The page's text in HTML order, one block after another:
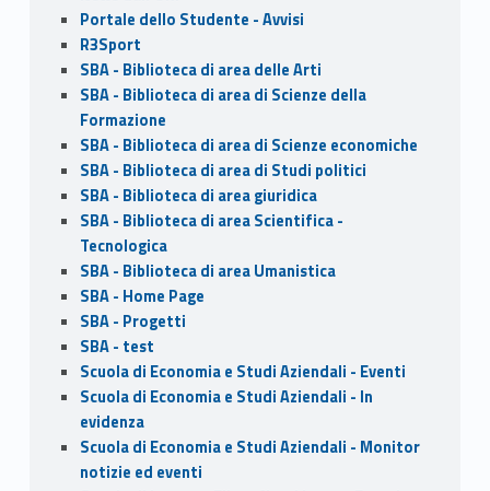
Portale dello Studente - Avvisi
R3Sport
SBA - Biblioteca di area delle Arti
SBA - Biblioteca di area di Scienze della
Formazione
SBA - Biblioteca di area di Scienze economiche
SBA - Biblioteca di area di Studi politici
SBA - Biblioteca di area giuridica
SBA - Biblioteca di area Scientifica -
Tecnologica
SBA - Biblioteca di area Umanistica
SBA - Home Page
SBA - Progetti
SBA - test
Scuola di Economia e Studi Aziendali - Eventi
Scuola di Economia e Studi Aziendali - In
evidenza
Scuola di Economia e Studi Aziendali - Monitor
notizie ed eventi